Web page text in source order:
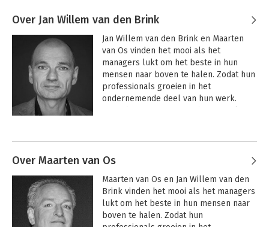
Over Jan Willem van den Brink
Jan Willem van den Brink en Maarten
van Os vinden het mooi als het
managers lukt om het beste in hun
mensen naar boven te halen. Zodat hun
professionals groeien in het
ondernemende deel van hun werk.
De afgelopen jaren mochten ze samen
duizenden inhoudelijk sterke
professionals en hun leiders helpen bij
het vinden en tevreden houden van
opdrachtgevers.
Over Maarten van Os
Maarten van Os en Jan Willem van den
Brink vinden het mooi als het managers
lukt om het beste in hun mensen naar
boven te halen. Zodat hun